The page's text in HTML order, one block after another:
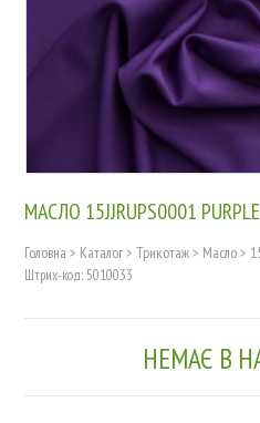
МАСЛО 15JJRUPS0001 PURPLE
Головна > Каталог> Трикотаж> Масло>
Штрих-код: 5010033
НЕМАЄ В